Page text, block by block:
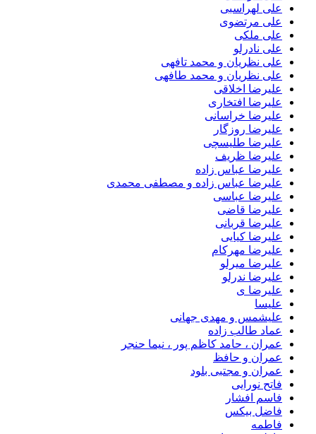
علی لهراسبی
علی مرتضوی
علی ملکی
علی نادرلو
علی نظریان و محمد تافهی
علی نظریان و محمد طافهی
علیرضا اخلاقی
علیرضا افتخاری
علیرضا خراسانی
علیرضا روزگار
علیرضا طلیسچی
علیرضا ظریف
علیرضا عباس زاده
علیرضا عباس زاده و مصطفی محمدی
علیرضا عباسی
علیرضا قاضی
علیرضا قربانی
علیرضا کیایی
علیرضا مهرکام
علیرضا میرلو
علیرضا ندرلو
علیرضا ی
علیسا
علیشمس و مهدی جهانی
عماد طالب زاده
عمران ، حامد کاظم پور ، نیما حنجر
عمران و حافظ
عمران و مجتبی بلود
فاتح نورایی
فاسم افشار
فاضل بیکس
فاطمه